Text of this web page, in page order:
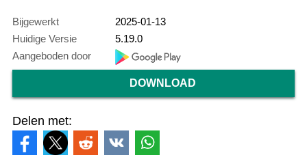
Bijgewerkt
2025-01-13
Huidige Versie
5.19.0
Aangeboden door
DOWNLOAD
Delen met: